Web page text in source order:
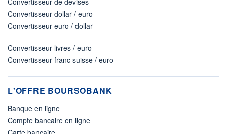
Convertisseur dollar / euro
Convertisseur euro / dollar
Convertisseur livres / euro
Convertisseur franc suisse / euro
L'OFFRE BOURSOBANK
Banque en ligne
Compte bancaire en ligne